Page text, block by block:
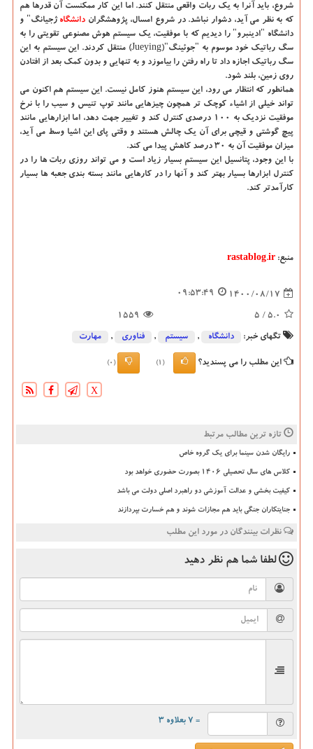
شروع، باید آنرا به یک ربات واقعی منتقل کنند. اما این کار ممکنست آن قدرها هم
که به نظر می آید، دشوار نباشد. در شروع امسال، پژوهشگران دانشگاه‌ ژجیانگ" و
دانشگاه "ادینبرو" را دیدیم که با موفقیت، یک سیستم هوش مصنوعی تقویتی را به
سگ رباتیک خود موسوم به "جوئینگ"(Jueying) منتقل کردند. این سیستم به این
سگ رباتیک اجازه داد تا راه رفتن را بیاموزد و به تنهایی و بدون کمک بعد از افتادن
روی زمین، بلند شود.
همانطور که انتظار می رود، این سیستم هنوز کامل نیست. این سیستم هم اکنون می
تواند خیلی از اشیاء کوچک تر همچون چیزهایی مانند توپ تنیس و سیب را با نرخ
موفقیت نزدیک به ۱۰۰ درصدی کنترل کند و تغییر جهت دهد، اما ابزارهایی مانند
پیچ ​​گوشتی و قیچی برای آن یک چالش هستند و وقتی پای این اشیا وسط می آید،
میزان موفقیت آن به ۳۰ درصد کاهش پیدا می کند.
با این وجود، پتانسیل این سیستم بسیار زیاد است و می تواند روزی ربات ها را در
کنترل ابزارها بسیار بهتر کند و آنها را در کارهایی مانند بسته بندی جعبه ها بسیار
کارآمدتر کند.
منبع: rastablog.ir
1400/08/17
09:53:49
5.0
/ 5
1559
تگهای خبر: دانشگاه‌ , سیستم , فناوری , مهارت
این مطلب را می پسندید؟ (1)
(0)
X
تازه ترین مطالب مرتبط
رایگان شدن سینما برای یک گروه خاص
کلاس های سال تحصیلی ۱۴۰۶ بصورت حضوری خواهد بود
کیفیت بخشی و عدالت آموزشی دو راهبرد اصلی دولت می باشد
جنایتکاران جنگی باید هم مجازات شوند و هم خسارت بپردازند
نظرات بینندگان در مورد این مطلب
لطفا شما هم نظر دهید
= ۷ بعلاوه ۳